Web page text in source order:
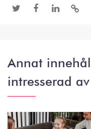
Annat
intresserad av